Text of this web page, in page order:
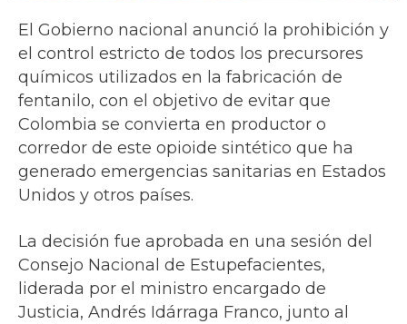
El Gobierno nacional anunció la prohibición y
el control estricto de todos los precursores
químicos utilizados en la fabricación de
fentanilo, con el objetivo de evitar que
Colombia se convierta en productor o
corredor de este opioide sintético que ha
generado emergencias sanitarias en Estados
Unidos y otros países.
La decisión fue aprobada en una sesión del
Consejo Nacional de Estupefacientes,
liderada por el ministro encargado de
Justicia, Andrés Idárraga Franco, junto al